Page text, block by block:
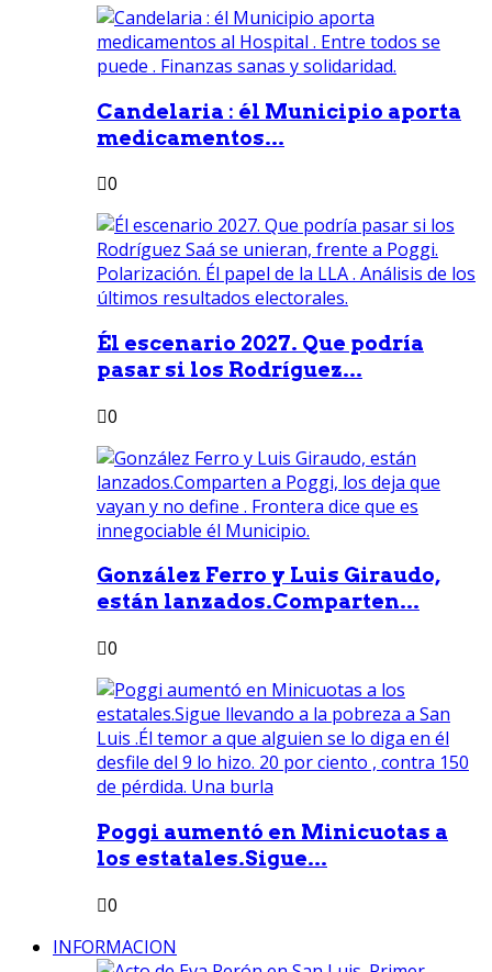
Candelaria : él Municipio aporta
medicamentos...
0
Él escenario 2027. Que podría
pasar si los Rodríguez...
0
González Ferro y Luis Giraudo,
están lanzados.Comparten...
0
Poggi aumentó en Minicuotas a
los estatales.Sigue...
0
INFORMACION